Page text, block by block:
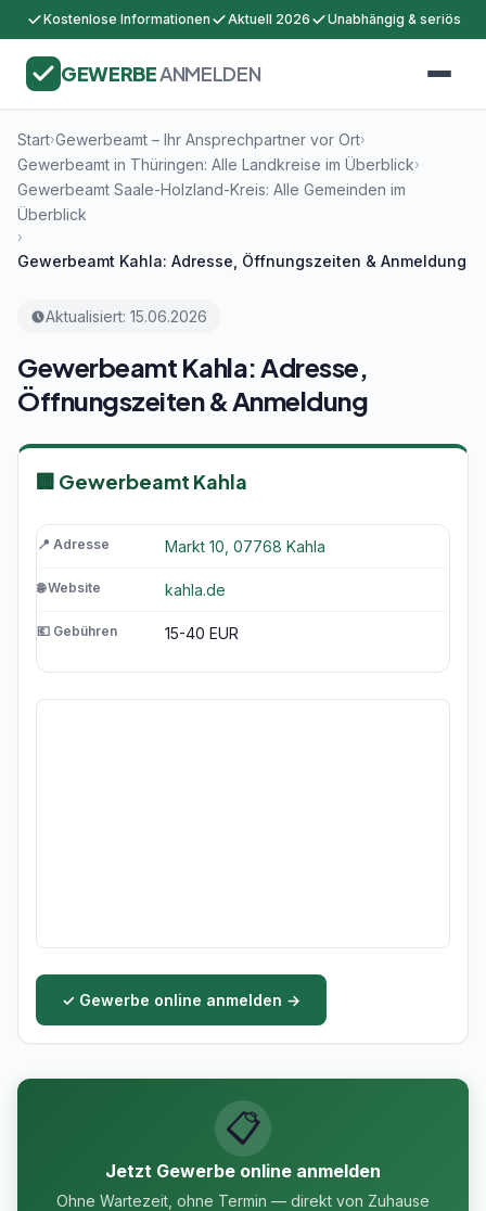
Kostenlose Informationen Aktuell 2026 Unabhängig & seriös
GEWERBEANMELDEN
Start›Gewerbeamt – Ihr Ansprechpartner vor Ort›
Gewerbeamt in Thüringen: Alle Landkreise im Überblick›
Gewerbeamt Saale-Holzland-Kreis: Alle Gemeinden im
Überblick
›
Gewerbeamt Kahla: Adresse, Öffnungszeiten & Anmeldung
Aktualisiert: 15.06.2026
Gewerbeamt Kahla: Adresse,
Öffnungszeiten & Anmeldung
🏢 Gewerbeamt Kahla
📍 Adresse Markt 10, 07768 Kahla
🌐 Website kahla.de
💶 Gebühren 15-40 EUR
✓ Gewerbe online anmelden →
📋
Jetzt Gewerbe online anmelden
Ohne Wartezeit, ohne Termin — direkt von Zuhause